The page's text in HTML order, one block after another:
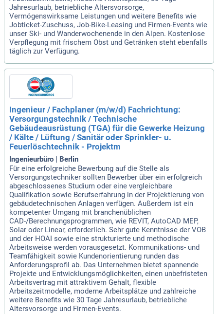
Jahresurlaub, betriebliche Altersvorsorge,
Vermögenswirksame Leistungen und weitere Benefits wie
Jobticket-Zuschuss, Job-Bike-Leasing und Firmen-Events wie
unser Ski- und Wanderwochenende in den Alpen. Kostenlose
Verpflegung mit frischem Obst und Getränken steht ebenfalls
täglich zur Verfügung.
Ingenieur / Fachplaner (m/w/d) Fachrichtung:
Versorgungstechnik / Technische
Gebäudeausrüstung (TGA) für die Gewerke Heizung
/ Kälte / Lüftung / Sanitär oder Sprinkler- u.
Feuerlöschtechnik - Projektm
Ingenieurbüro | Berlin
Für eine erfolgreiche Bewerbung auf die Stelle als
Versorgungstechniker sollten Bewerber über ein erfolgreich
abgeschlossenes Studium oder eine vergleichbare
Qualifikation sowie Berufserfahrung in der Projektierung von
gebäudetechnischen Anlagen verfügen. Außerdem ist ein
kompetenter Umgang mit branchenüblichen
CAD-/Berechnungsprogrammen, wie REVIT, AutoCAD MEP,
Solar oder Linear, erforderlich. Sehr gute Kenntnisse der VOB
und der HOAI sowie eine strukturierte und methodische
Arbeitsweise werden vorausgesetzt. Kommunikations- und
Teamfähigkeit sowie Kundenorientierung runden das
Anforderungsprofil ab. Das Unternehmen bietet spannende
Projekte und Entwicklungsmöglichkeiten, einen unbefristeten
Arbeitsvertrag mit attraktivem Gehalt, flexible
Arbeitszeitmodelle, moderne Arbeitsplätze und zahlreiche
weitere Benefits wie 30 Tage Jahresurlaub, betriebliche
Altersvorsorge und Firmen-Events.